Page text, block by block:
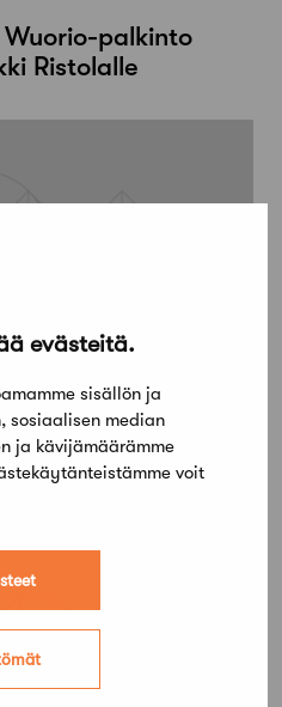
evästeitä.
sisällön ja
sosiaalisen median
ja kävijämäärämme
voit
palkinto
Ristolalle
Tampereen